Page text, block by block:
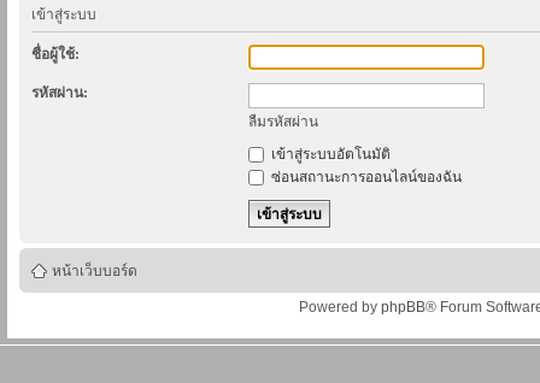
เข้าสู่ระบบ
ชื่อผู้ใช้:
รหัสผ่าน:
ลืมรหัสผ่าน
เข้าสู่ระบบอัตโนมัติ
ซ่อนสถานะการออนไลน์ของฉัน
หน้าเว็บบอร์ด
Powered by phpBB® Forum